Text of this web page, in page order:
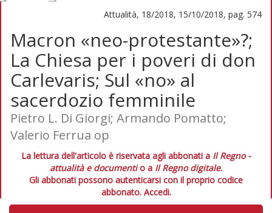
Attualità, 18/2018, 15/10/2018, pag. 574
Macron «neo-protestante»?;
La Chiesa per i poveri di don
Carlevaris; Sul «no» al
sacerdozio femminile
Pietro L. Di Giorgi; Armando Pomatto;
Valerio Ferrua op
La lettura dell'articolo è riservata agli abbonati a Il Regno -
attualità e documentio a Il Regno digitale.
Gli abbonati possono autenticarsi con il proprio codice
abbonato. Accedi.